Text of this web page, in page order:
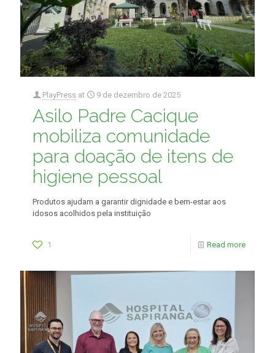
PlayPress at 9 de dezembro de 2025
Asilo Padre Cacique
mobiliza comunidade
para doação de itens de
higiene pessoal
Produtos ajudam a garantir dignidade e bem-estar aos
idosos acolhidos pela instituição
1 Read more